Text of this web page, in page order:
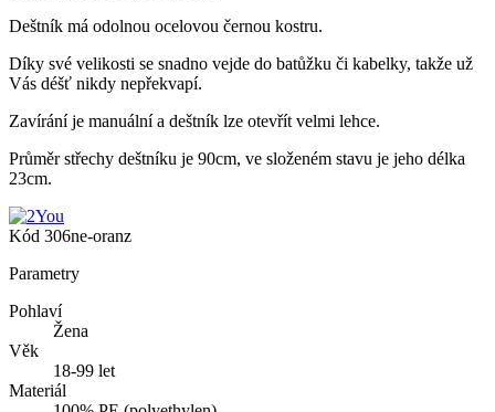
Deštník má odolnou ocelovou černou kostru.
Díky své velikosti se snadno vejde do batůžku či kabelky, takže už
Vás déšť nikdy nepřekvapí.
Zavírání je manuální a deštník lze otevřít velmi lehce.
Průměr střechy deštníku je 90cm, ve složeném stavu je jeho délka
23cm.
Kód 306ne-oranz
Parametry
Pohlaví
Žena
Věk
18-99 let
Materiál